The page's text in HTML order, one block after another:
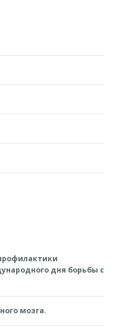
дня борьбы с
мозга.